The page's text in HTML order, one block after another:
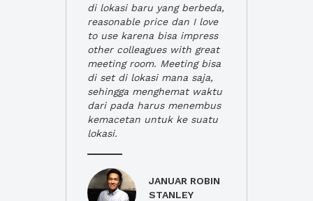
di lokasi baru yang berbeda,
reasonable price dan I love
to use karena bisa impress
other colleagues with great
meeting room. Meeting bisa
di set di lokasi mana saja,
sehingga menghemat waktu
dari pada harus menembus
kemacetan untuk ke suatu
lokasi.
JANUAR ROBIN
STANLEY